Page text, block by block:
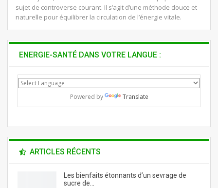
sujet de controverse courant. Il s’agit d’une méthode douce et
naturelle pour équilibrer la circulation de l’énergie vitale.
ENERGIE-SANTÉ DANS VOTRE LANGUE :
Powered by Translate
ARTICLES RÉCENTS
Les bienfaits étonnants d’un sevrage de
sucre de…